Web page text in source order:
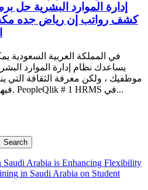
إدارة الموارد البشرية حل
كشف رواتب إن رياض جده
يساعدك نظام إدارة الموارد
موظفيك ، ولكن معرفة الثقافة التي
فيها عملاؤك أمر في غاية الأهمية. PeopleQlik # 1 HRMS في...
Search
Saudi Arabia is Enhancing Flexibility
in Saudi Arabia on Student